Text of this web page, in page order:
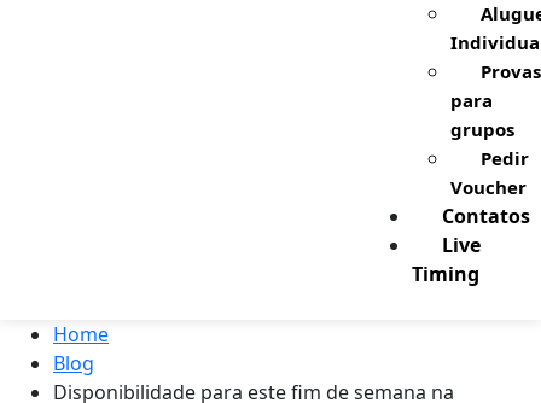
Provas
para
grupos
Pedir
Voucher
Contatos
Live
Timing
Home
Blog
Disponibilidade para este fim de semana na